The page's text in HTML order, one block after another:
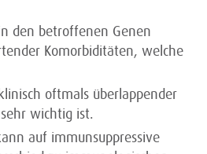
den betroffenen Genen
Komorbiditäten, welche
oftmals überlappender
wichtig ist.
auf immunsuppressive